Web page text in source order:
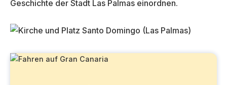
Geschichte der Stadt Las Palmas einordnen.